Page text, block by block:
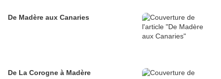
De Madère aux Canaries
De La Corogne à Madère